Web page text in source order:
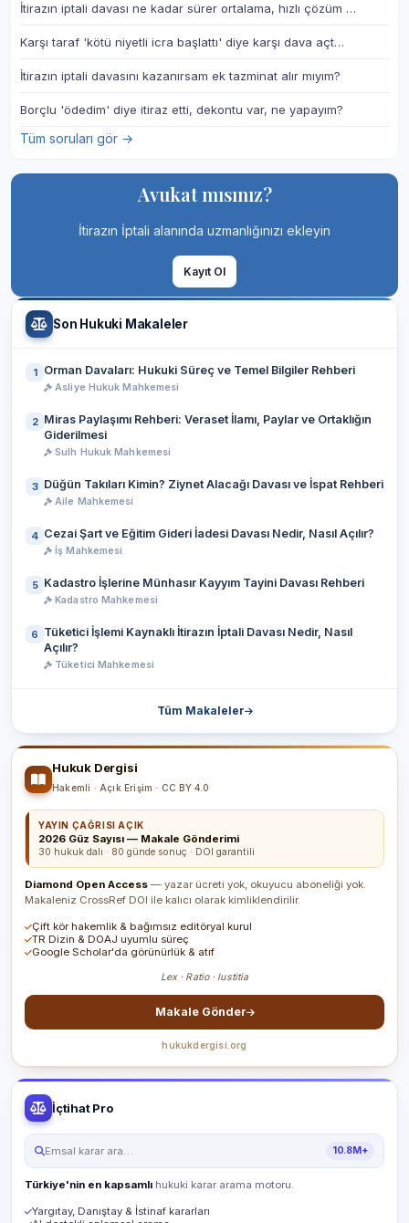
İtirazın iptali davası ne kadar sürer ortalama, hızlı çözüm …
Karşı taraf 'kötü niyetli icra başlattı' diye karşı dava açt…
İtirazın iptali davasını kazanırsam ek tazminat alır mıyım?
Borçlu 'ödedim' diye itiraz etti, dekontu var, ne yapayım?
Tüm soruları gör →
Avukat mısınız?
İtirazın İptali alanında uzmanlığınızı ekleyin
Kayıt Ol
Son Hukuki Makaleler
1 Orman Davaları: Hukuki Süreç ve Temel Bilgiler Rehberi
Asliye Hukuk Mahkemesi
2 Miras Paylaşımı Rehberi: Veraset İlamı, Paylar ve Ortaklığın
Giderilmesi
Sulh Hukuk Mahkemesi
3 Düğün Takıları Kimin? Ziynet Alacağı Davası ve İspat Rehberi
Aile Mahkemesi
4 Cezai Şart ve Eğitim Gideri İadesi Davası Nedir, Nasıl Açılır?
İş Mahkemesi
5 Kadastro İşlerine Münhasır Kayyım Tayini Davası Rehberi
Kadastro Mahkemesi
6 Tüketici İşlemi Kaynaklı İtirazın İptali Davası Nedir, Nasıl
Açılır?
Tüketici Mahkemesi
Tüm Makaleler
Hukuk Dergisi
Hakemli · Açık Erişim · CC BY 4.0
YAYIN ÇAĞRISI AÇIK
2026 Güz Sayısı — Makale Gönderimi
30 hukuk dalı · 80 günde sonuç · DOI garantili
Diamond Open Access — yazar ücreti yok, okuyucu aboneliği yok.
Makaleniz CrossRef DOI ile kalıcı olarak kimliklendirilir.
Çift kör hakemlik & bağımsız editöryal kurul
TR Dizin & DOAJ uyumlu süreç
Google Scholar'da görünürlük & atıf
Lex · Ratio · Iustitia
Makale Gönder
hukukdergisi.org
İçtihat Pro
Emsal karar ara… 10.8M+
Türkiye'nin en kapsamlı hukuki karar arama motoru.
Yargıtay, Danıştay & İstinaf kararları